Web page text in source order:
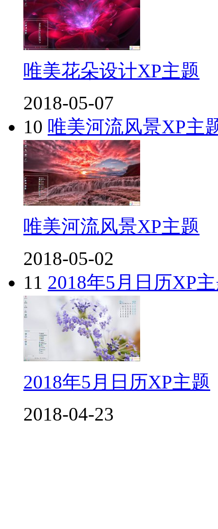
唯美花朵设计XP主题
2018-05-07
10 唯美河流风景XP主
唯美河流风景XP主题
2018-05-02
11 2018年5月日历XP
2018年5月日历XP主题
2018-04-23